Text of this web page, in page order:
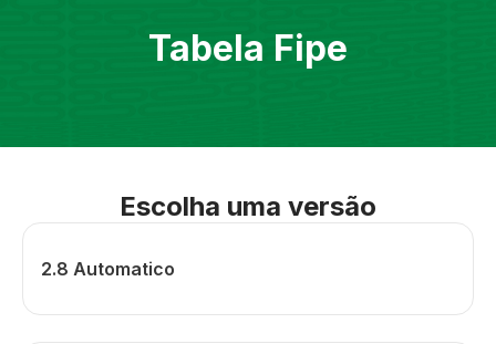
Tabela Fipe
Escolha uma versão
2.8 Automatico